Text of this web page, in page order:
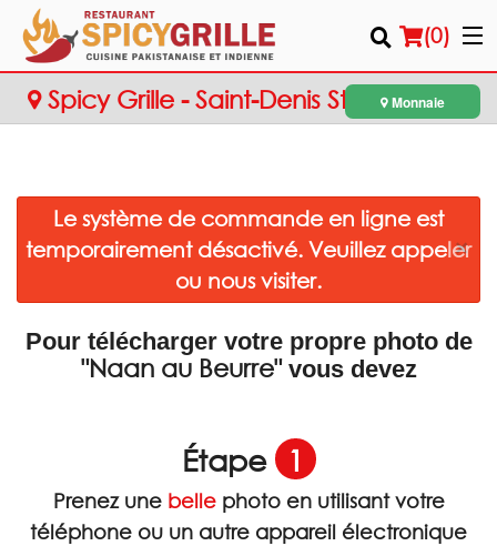
(0)
Emplacement
Connection
Inscription
Rechercher
Spicy Grille - Saint-Denis StreetMonnaie
Le système de commande en ligne est
temporairement désactivé. Veuillez appeler
ou nous visiter.
×
Pour télécharger votre propre photo de
"Naan au Beurre"vous devez
Étape 1
Prenez unebelle photo en utilisant votre
téléphone ou un autre appareil électronique